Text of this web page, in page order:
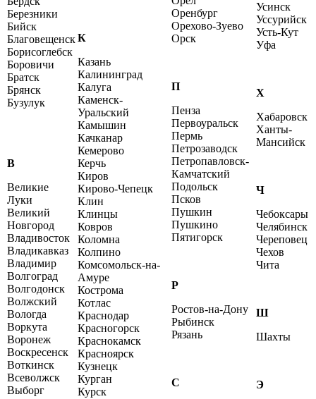
Березники
Бийск
Благовещенск
Борисоглебск
Боровичи
Братск
Брянск
Бузулук
В
Великие
Луки
Великий
Новгород
Владивосток
Владикавказ
Владимир
Волгоград
Волгодонск
Волжский
Вологда
Воркута
Воронеж
Воскресенск
Воткинск
Всеволжск
Выборг
К
Казань
Калининград
Калуга
Каменск-
Уральский
Камышин
Качканар
Кемерово
Керчь
Киров
Кирово-Чепецк
Клин
Клинцы
Ковров
Коломна
Колпино
Комсомольск-на-
Амуре
Кострома
Котлас
Краснодар
Красногорск
Краснокамск
Красноярск
Кузнецк
Курган
Курск
Оренбург
Орехово-Зуево
Орск
П
Пенза
Первоуральск
Пермь
Петрозаводск
Петропавловск-
Камчатский
Подольск
Псков
Пушкин
Пушкино
Пятигорск
Р
Ростов-на-Дону
Рыбинск
Рязань
С
Усинск
Уссурийск
Усть-Кут
Уфа
Х
Хабаровск
Ханты-
Мансийск
Ч
Чебоксары
Челябинск
Череповец
Чехов
Чита
Ш
Шахты
Э